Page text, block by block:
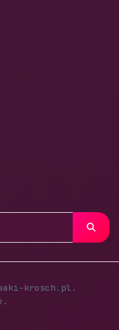
krosch.pl.